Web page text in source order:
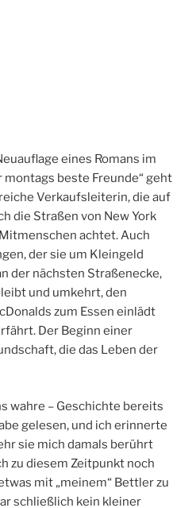
eines Romans im
montags beste Freunde“ geht
Verkaufsleiterin, die auf
die Straßen von New York
achtet. Auch
der sie um Kleingeld
der nächsten Straßenecke,
und umkehrt, den
zum Essen einlädt
Der Beginn einer
die das Leben der
wahre – Geschichte bereits
gelesen, und ich erinnerte
sie mich damals berührt
zu diesem Zeitpunkt noch
mit „meinem“ Bettler zu
schließlich kein kleiner